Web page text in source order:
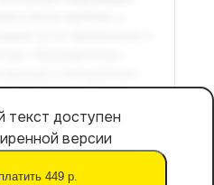
текст доступен
версии
449 р.